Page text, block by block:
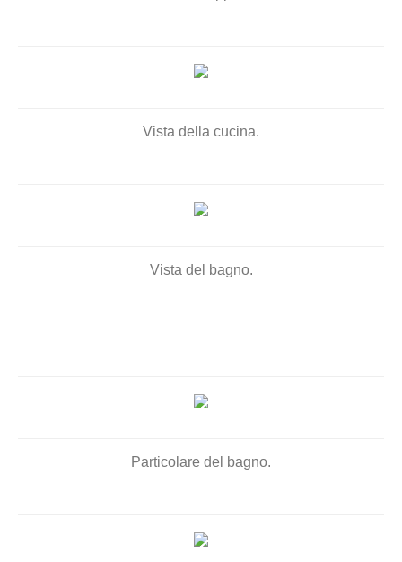
Vista della cucina.
Vista del bagno.
Particolare del bagno.